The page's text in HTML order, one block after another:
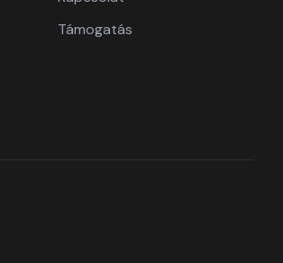
Támogatás